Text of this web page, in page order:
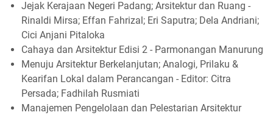
Jejak Kerajaan Negeri Padang; Arsitektur dan Ruang -
Rinaldi Mirsa; Effan Fahrizal; Eri Saputra; Dela Andriani;
Cici Anjani Pitaloka
Cahaya dan Arsitektur Edisi 2 - Parmonangan Manurung
Menuju Arsitektur Berkelanjutan; Analogi, Prilaku &
Kearifan Lokal dalam Perancangan - Editor: Citra
Persada; Fadhilah Rusmiati
Manajemen Pengelolaan dan Pelestarian Arsitektur